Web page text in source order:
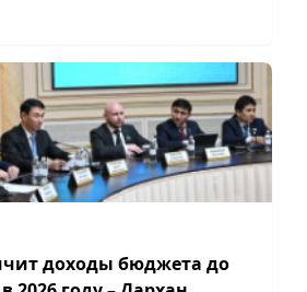
доходы бюджета до